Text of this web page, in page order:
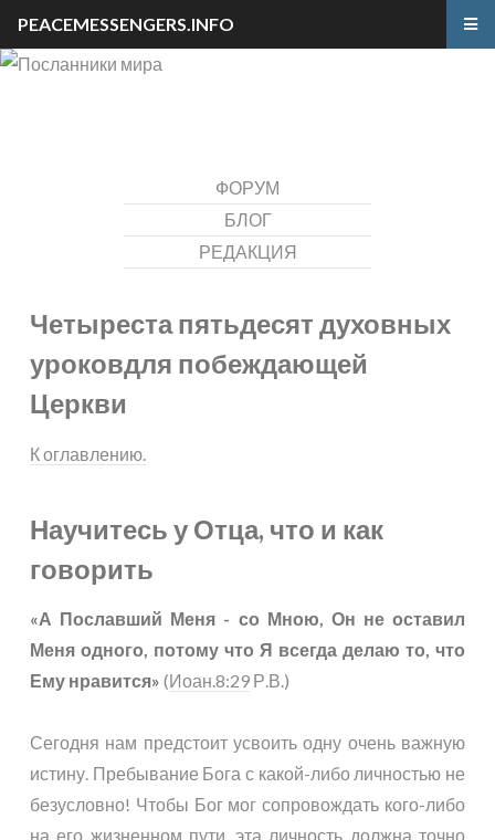
ФОРУМ
БЛОГ
РЕДАКЦИЯ
Четыреста пятьдесят духовных
уроковдля побеждающей
Церкви
К оглавлению.
Научитесь у Отца, что и как
говорить
«А Пославший Меня - со Мною, Он не оставил
Меня одного, потому что Я всегда делаю то, что
Ему нравится» (Иоан.8:29 Р.В.)
Сегодня нам предстоит усвоить одну очень важную
истину. Пребывание Бога с какой-либо личностью не
безусловно! Чтобы Бог мог сопровождать кого-либо
на его жизненном пути, эта личность должна точно
PEACEMESSENGERS.INFO